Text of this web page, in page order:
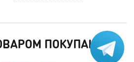
ПОКУПАЮТ